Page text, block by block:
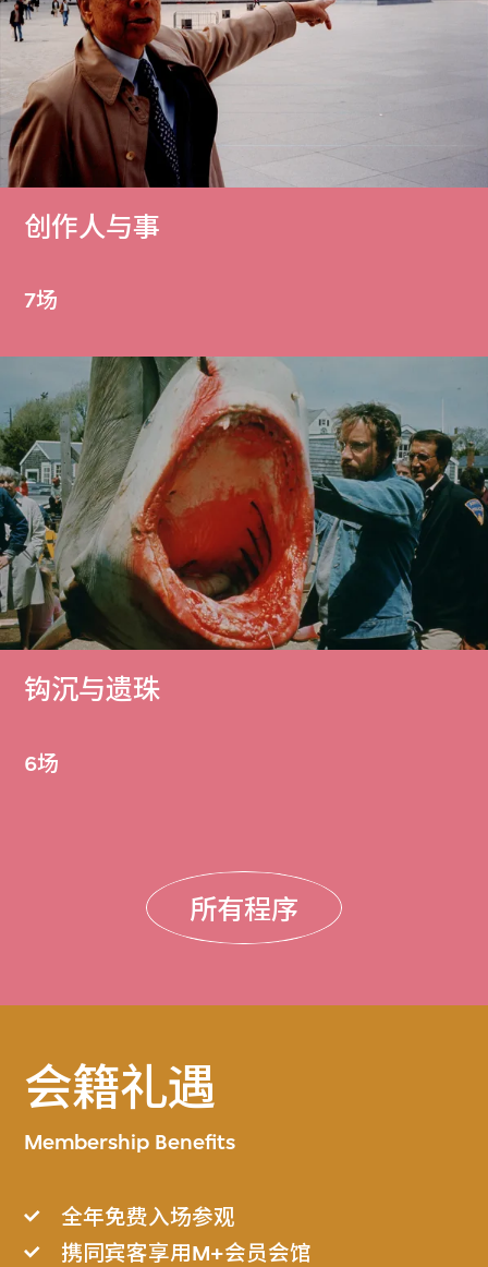
创作人与事
7场
钩沉与遗珠
6场
所有程序
会籍礼遇
Membership Benefits
全年免费入场参观
携同宾客享用M+会员会馆